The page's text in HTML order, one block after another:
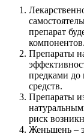
препарат
компонентов.
Препараты
предками до
средств.
Препараты
риск
Женьшень –